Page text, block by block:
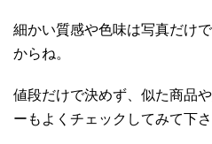
細かい質感や色味は写真だけ
からね。
値段だけで決めず、似た商品
ーもよくチェックしてみて下さ